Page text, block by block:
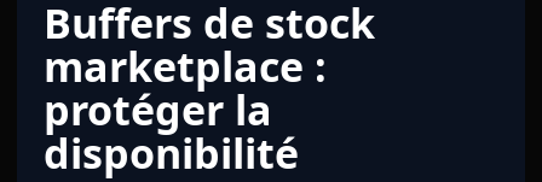
Buffers de stock
marketplace :
protéger la
disponibilité